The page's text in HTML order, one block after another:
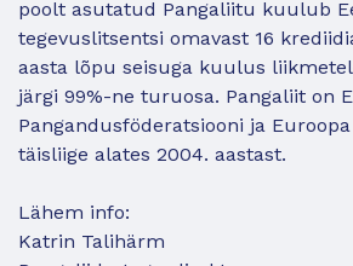
poolt asutatud Pangaliitu kuulub
tegevuslitsentsi omavast 16
aasta lõpu seisuga kuulus
järgi 99%-ne turuosa. Pangaliit on
Pangandusföderatsiooni ja
täisliige alates 2004. aastast.
Lähem info:
Katrin Talihärm